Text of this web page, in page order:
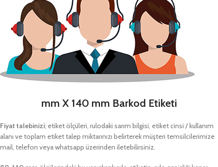
mm X 140 mm Barkod Etiketi
Fiyat talebinizi; etiket ölçüleri, rulodaki sarım bilgisi, etiket cinsi / kullanım
alanı ve toplam etiket talep miktarınızı belirterek müşteri temsilcilerimize
mail, telefon veya whatsapp üzerinden iletebilirsiniz.